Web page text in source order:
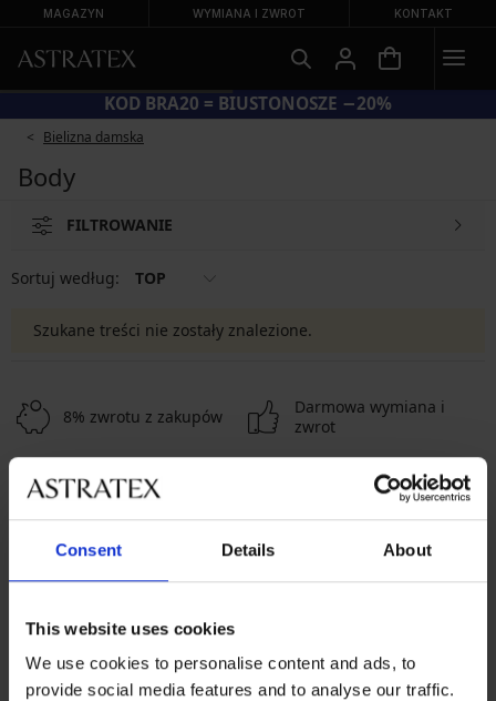
Consent Details About
This website uses cookies
We use cookies to personalise content and ads, to
provide social media features and to analyse our traffic.
MAGAZYN WYMIANA I ZWROT KONTAKT
KOD BRA20 = BIUSTONOSZE −20%
Bielizna damska
Body
FILTROWANIE
Sortuj według: TOP
Szukane treści nie zostały znalezione.
8% zwrotu z zakupów
Darmowa wymiana i
zwrot
Korzystne
713 822 963
info@astratex.pl